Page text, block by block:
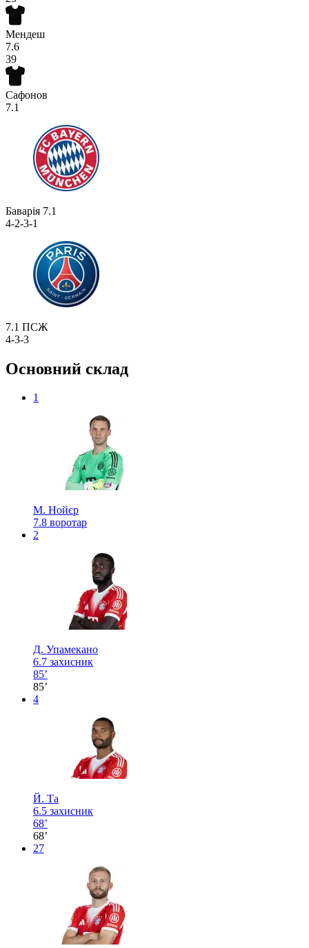
Мендеш
7.6
39
Сафонов
7.1
Баварія 7.1
4-2-3-1
7.1 ПСЖ
4-3-3
Основний склад
1
М. Нойєр
7.8 воротар
2
Д. Упамекано
6.7 захисник
85’
85’
4
Й. Та
6.5 захисник
68’
68’
27